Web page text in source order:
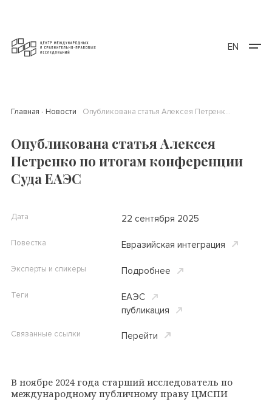
EN
Главная Новости Опубликована статья Алексея Петренко по итогам конференции Суда ЕАЭС
Опубликована статья Алексея
Петренко по итогам конференции
Суда ЕАЭС
В ноябре 2024 года старший исследователь по
международному публичному праву ЦМСПИ
Дата 22 сентября 2025
Повестка Евразийская интеграция
Эксперты и спикеры Подробнее
Теги
ЕАЭС
публикация
Связанные ссылки Перейти